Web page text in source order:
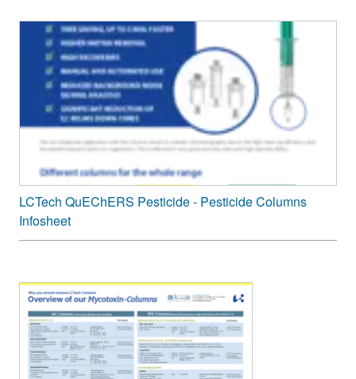
LCTech QuEChERS Pesticide - Pesticide Columns
Infosheet